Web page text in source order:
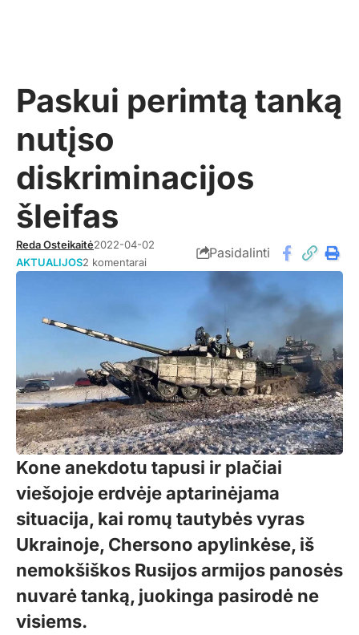
Paskui perimtą tanką
nutįso
diskriminacijos
šleifas
Reda Osteikaitė2022-04-02
AKTUALIJOS2 komentarai
Pasidalinti
Kone anekdotu tapusi ir plačiai
viešojoje erdvėje aptarinėjama
situacija, kai romų tautybės vyras
Ukrainoje, Chersono apylinkėse, iš
nemokšiškos Rusijos armijos panosės
nuvarė tanką, juokinga pasirodė ne
visiems.